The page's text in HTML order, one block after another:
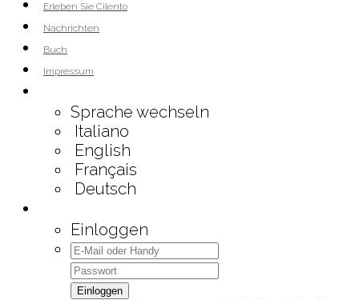
Erleben Sie Cilento
Nachrichten
Buch
Impressum
Sprache wechseln
Italiano
English
Français
Deutsch
Einloggen
Einloggen